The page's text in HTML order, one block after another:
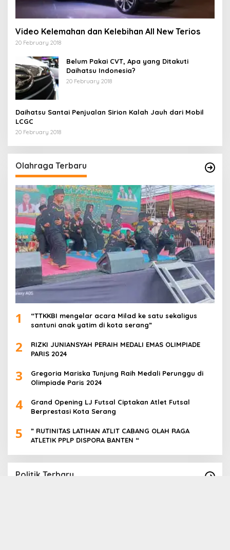
Video Kelemahan dan Kelebihan All New Terios
20 February 2018
Belum Pakai CVT, Apa yang Ditakuti
Daihatsu Indonesia?
20 February 2018
Daihatsu Santai Penjualan Sirion Kalah Jauh dari Mobil
LCGC
20 February 2018
Olahraga Terbaru
1
“TTKKBI mengelar acara Milad ke satu sekaligus
santuni anak yatim di kota serang”
2
RIZKI JUNIANSYAH PERAIH MEDALI EMAS OLIMPIADE
PARIS 2024
3
Gregoria Mariska Tunjung Raih Medali Perunggu di
Olimpiade Paris 2024
4
Grand Opening LJ Futsal Ciptakan Atlet Futsal
Berprestasi Kota Serang
5
” RUTINITAS LATIHAN ATLIT CABANG OLAH RAGA
ATLETIK PPLP DISPORA BANTEN “
Politik Terbaru